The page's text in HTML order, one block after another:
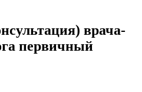
врача-
первичный